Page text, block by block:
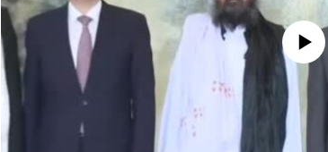
No media source